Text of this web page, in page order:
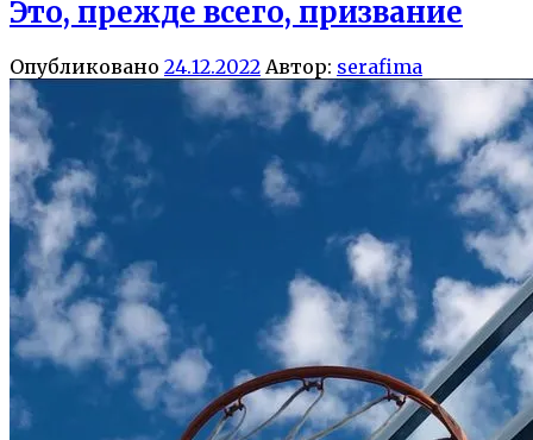
Это, прежде всего, призвание
Опубликовано 24.12.2022 Автор: serafima